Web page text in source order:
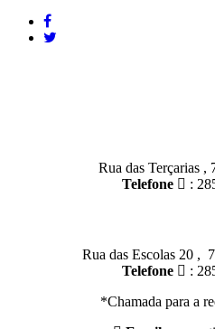
Rua das Terçarias ,
Telefone
:
Rua das Escolas 20 ,
Telefone
:
*Chamada para a